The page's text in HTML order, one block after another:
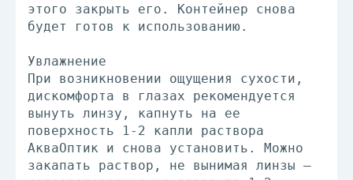
этого закрыть его. Контейнер снова
будет готов к использованию.
Увлажнение
При возникновении ощущения сухости,
дискомфорта в глазах рекомендуется
вынуть линзу, капнуть на ее
поверхность 1-2 капли раствора
АкваОптик и снова установить. Можно
закапать раствор, не вынимая линзы –